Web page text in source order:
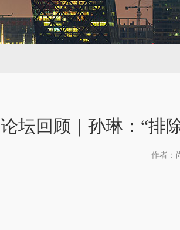
论坛回顾｜孙琳：“排
作者：